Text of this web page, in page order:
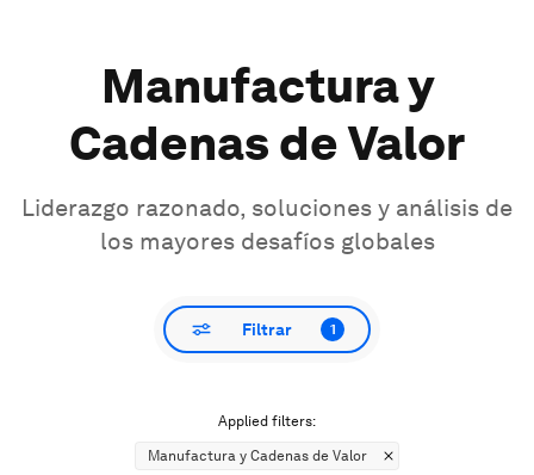
Manufactura y
Cadenas de Valor
Liderazgo razonado, soluciones y análisis de
los mayores desafíos globales
Filtrar 1
Applied filters:
Manufactura y Cadenas de Valor